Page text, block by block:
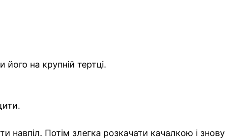
на крупній тертці.
Потім злегка розкачати качалкою і знову